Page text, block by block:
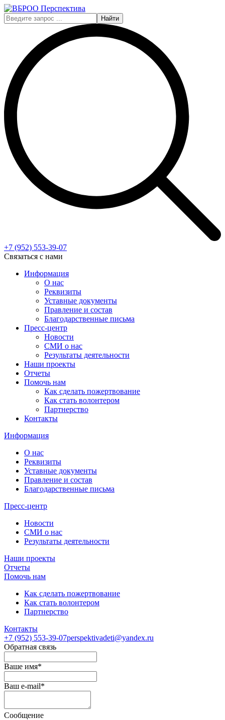
Найти
+7 (952) 553-39-07
Связаться с нами
Информация
О нас
Реквизиты
Уставные документы
Правление и состав
Благодарственные письма
Пресс-центр
Новости
СМИ о нас
Результаты деятельности
Наши проекты
Отчеты
Помочь нам
Как сделать пожертвование
Как стать волонтером
Партнерство
Контакты
Информация
О нас
Реквизиты
Уставные документы
Правление и состав
Благодарственные письма
Пресс-центр
Новости
СМИ о нас
Результаты деятельности
Наши проекты
Отчеты
Помочь нам
Как сделать пожертвование
Как стать волонтером
Партнерство
Контакты
+7 (952) 553-39-07perspektivadeti@yandex.ru
Обратная связь
Ваше имя*
Ваш e-mail*
Сообщение